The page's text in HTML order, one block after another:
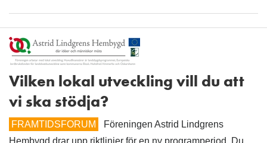
Vilken lokal utveckling vill du att
vi ska stödja?
FRAMTIDSFORUM
Föreningen Astrid Lindgrens